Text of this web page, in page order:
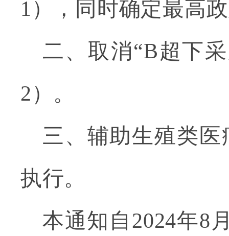
1 ），同时确定最高
二、取消“B超下
2）。
三、辅助生殖类
执行。
本通知自 2024年8